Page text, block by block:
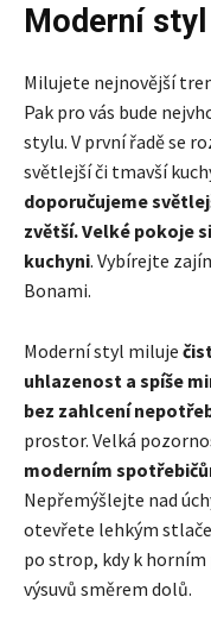
Moderní styl
Milujete nejnovější
Pak pro vás bude
stylu. V první řadě se
světlejší či tmavší
doporučujeme
zvětší. Velké pokoje
kuchyni. Vybírejte
Bonami.
Moderní styl miluje
uhlazenost a spíše
bez zahlcení
prostor. Velká
moderním
Nepřemýšlejte nad
otevřete lehkým
po strop, kdy k
výsuvů směrem dolů.